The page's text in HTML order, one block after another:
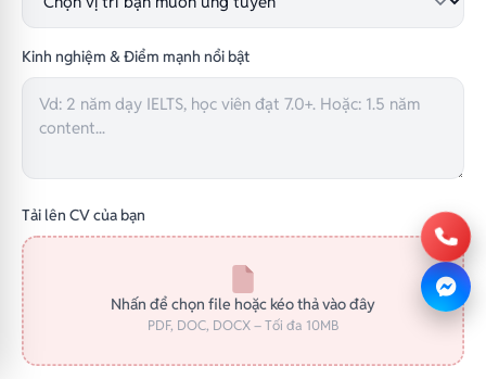
Kinh nghiệm & Điểm mạnh nổi bật
Tải lên CV của bạn
Nhấn để chọn file hoặc kéo thả vào đây
PDF, DOC, DOCX – Tối đa 10MB